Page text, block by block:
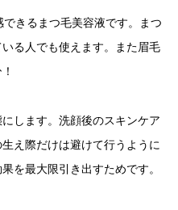
きるまつ毛美容液です。まつ
る人でも使えます。また眉毛
します。洗顔後のスキンケア
え際だけは避けて行うように
を最大限引き出すためです。